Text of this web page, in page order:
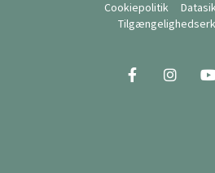
Cookiepolitik